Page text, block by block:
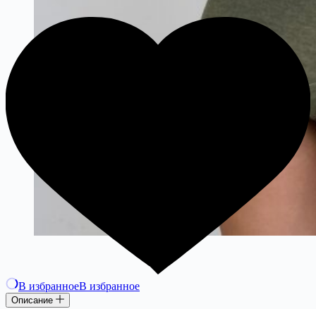
В избранноеВ избранное
Описание